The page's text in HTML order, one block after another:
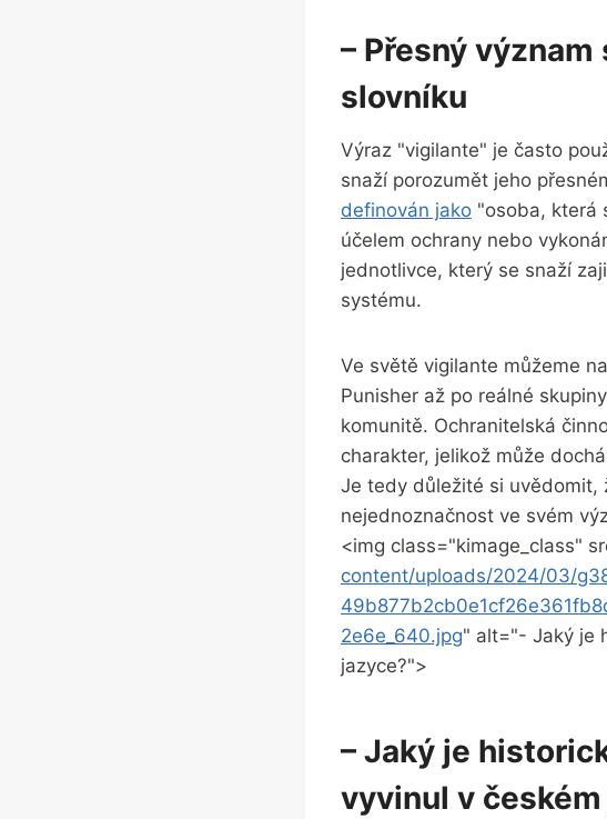
– Přesný
slovníku
Výraz "vigilante" je často
snaží porozumět jeho
definován jako "osoba, která
účelem ochrany nebo
jednotlivce, který se snaží
systému.
Ve světě vigilante můžeme
Punisher až po reálné
komunitě. Ochranitelská
charakter, jelikož může
Je tedy důležité si uvědomit,
nejednoznačnost ve svém
<img class="kimage_class"
content/uploads/2024/03/
2e6e_640.jpg" alt="- Jaký je
jazyce?">
– Jaký je
vyvinul v